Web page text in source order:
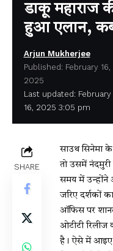
डाकू महाराज
हुआ एलान, कब
Last updated: February
16, 2025 3:05 pm
Arjun Mukherjee
Published: February 16,
2025
SHARE
साउथ सिनेमा
तो उसमें नंदमुरी
समय में उन्होंने
जरिए दर्शकों
ऑफिस पर
ओटीटी रिलीज
है। ऐसे में आइए